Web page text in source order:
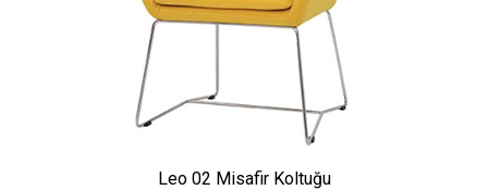
Leo 02 Misafir Koltuğu